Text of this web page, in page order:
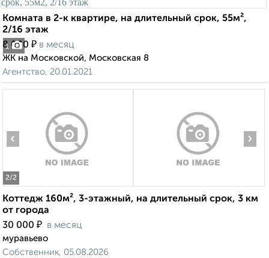
1
Комната в 2-к квартире, на длительный срок, 55м²,
2/16 этаж
8 000 ₽ в месяц
ЖК на Московской, Московская 8
Агентство, 20.01.2021
2/2
‹ ›
Коттедж 160м², 3-этажный, на длительный срок, 3 км
от города
30 000 ₽ в месяц
муравьево
Собственник, 05.08.2026